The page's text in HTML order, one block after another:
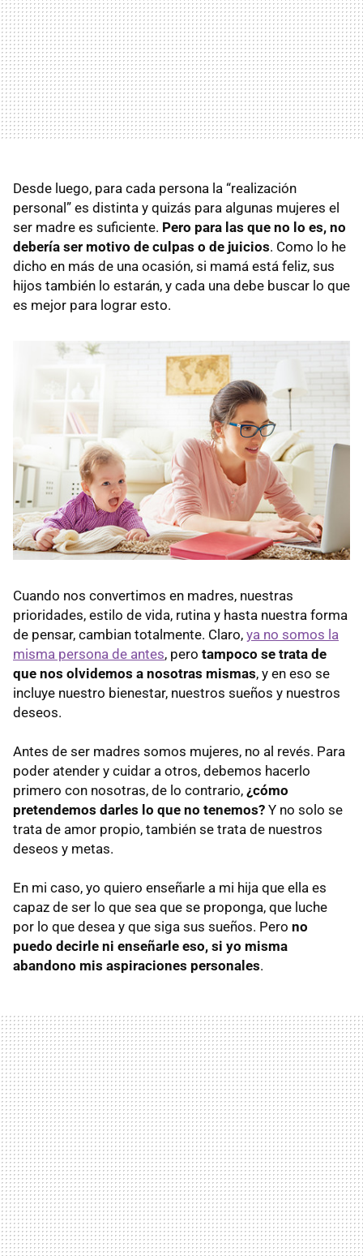
Desde luego, para cada persona la “realización
personal” es distinta y quizás para algunas mujeres el
ser madre es suficiente. Pero para las que no lo es, no
debería ser motivo de culpas o de juicios. Como lo he
dicho en más de una ocasión, si mamá está feliz, sus
hijos también lo estarán, y cada una debe buscar lo que
es mejor para lograr esto.
Cuando nos convertimos en madres, nuestras
prioridades, estilo de vida, rutina y hasta nuestra forma
de pensar, cambian totalmente. Claro, ya no somos la
misma persona de antes, pero tampoco se trata de
que nos olvidemos a nosotras mismas, y en eso se
incluye nuestro bienestar, nuestros sueños y nuestros
deseos.
Antes de ser madres somos mujeres, no al revés. Para
poder atender y cuidar a otros, debemos hacerlo
primero con nosotras, de lo contrario, ¿cómo
pretendemos darles lo que no tenemos? Y no solo se
trata de amor propio, también se trata de nuestros
deseos y metas.
En mi caso, yo quiero enseñarle a mi hija que ella es
capaz de ser lo que sea que se proponga, que luche
por lo que desea y que siga sus sueños. Pero no
puedo decirle ni enseñarle eso, si yo misma
abandono mis aspiraciones personales.